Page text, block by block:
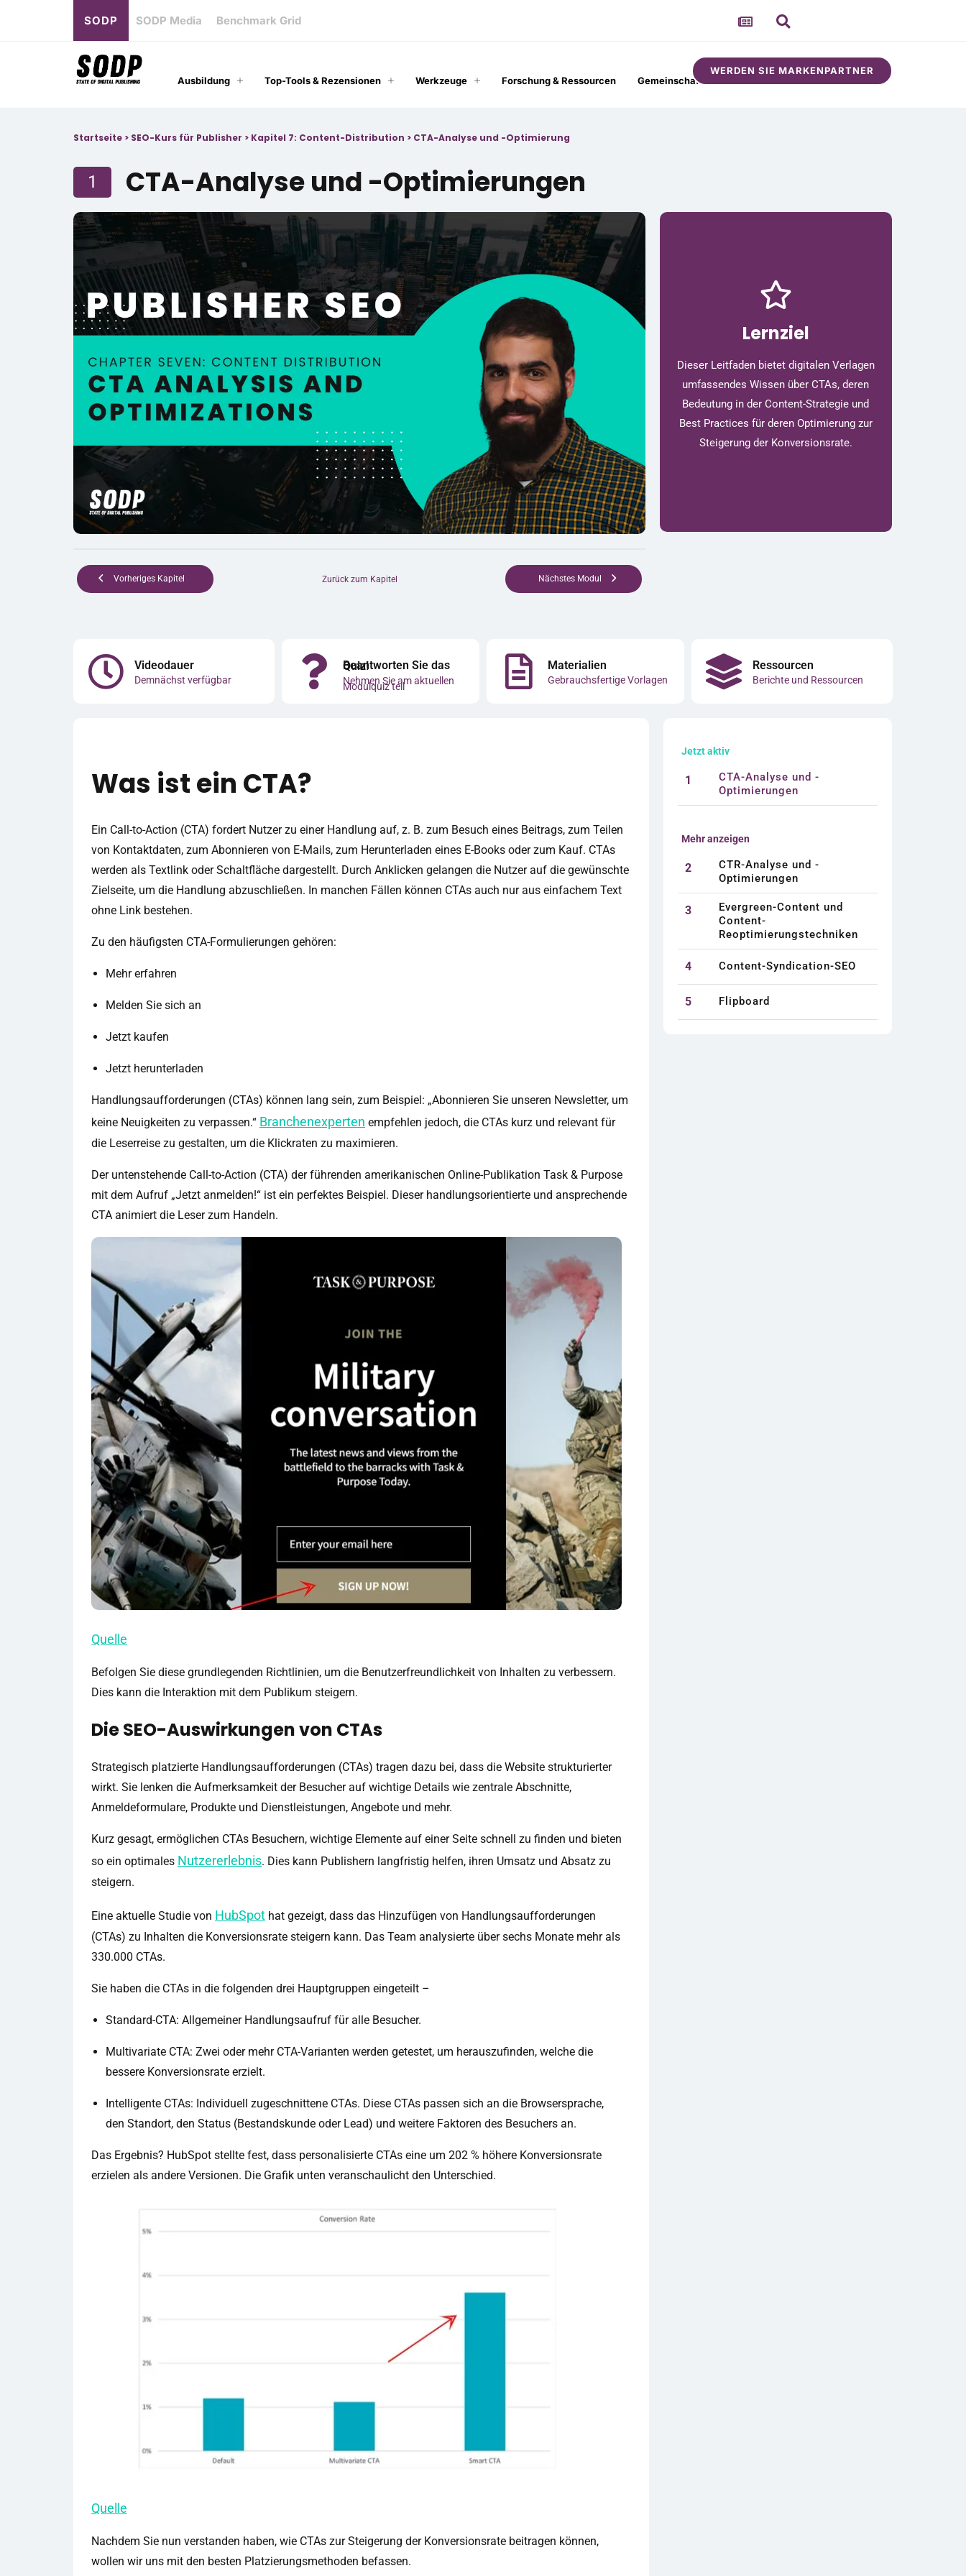
SODP SODP Media Benchmark Grid
Ausbildung Top-Tools & Rezensionen Werkzeuge Forschung & Ressourcen Gemeinschaft
WERDEN SIE MARKENPARTNER
Startseite > SEO-Kurs für Publisher > Kapitel 7: Content-Distribution > CTA-Analyse und -Optimierung
1 CTA-Analyse und -Optimierungen
Vorheriges Kapitel Zurück zum Kapitel Nächstes Modul
Lernziel
Dieser Leitfaden bietet digitalen Verlagen
umfassendes Wissen über CTAs, deren
Bedeutung in der Content-Strategie und
Best Practices für deren Optimierung zur
Steigerung der Konversionsrate.
Videodauer
Demnächst verfügbar
Beantworten Sie das Quiz!
Nehmen Sie am aktuellen
Modulquiz teil
Materialien
Gebrauchsfertige Vorlagen
Ressourcen
Berichte und Ressourcen
Was ist ein CTA?
Ein Call-to-Action (CTA) fordert Nutzer zu einer Handlung auf, z. B. zum Besuch eines Beitrags, zum Teilen
von Kontaktdaten, zum Abonnieren von E-Mails, zum Herunterladen eines E-Books oder zum Kauf. CTAs
werden als Textlink oder Schaltfläche dargestellt. Durch Anklicken gelangen die Nutzer auf die gewünschte
Zielseite, um die Handlung abzuschließen. In manchen Fällen können CTAs auch nur aus einfachem Text
ohne Link bestehen.
Zu den häufigsten CTA-Formulierungen gehören:
Mehr erfahren
Melden Sie sich an
Jetzt kaufen
Jetzt herunterladen
Handlungsaufforderungen (CTAs) können lang sein, zum Beispiel: „Abonnieren Sie unseren Newsletter, um
keine Neuigkeiten zu verpassen.“ Branchenexperten empfehlen jedoch, die CTAs kurz und relevant für
die Leserreise zu gestalten, um die Klickraten zu maximieren.
Der untenstehende Call-to-Action (CTA) der führenden amerikanischen Online-Publikation Task & Purpose
mit dem Aufruf „Jetzt anmelden!“ ist ein perfektes Beispiel. Dieser handlungsorientierte und ansprechende
CTA animiert die Leser zum Handeln.
Quelle
Befolgen Sie diese grundlegenden Richtlinien, um die Benutzerfreundlichkeit von Inhalten zu verbessern.
Dies kann die Interaktion mit dem Publikum steigern.
Die SEO-Auswirkungen von CTAs
Strategisch platzierte Handlungsaufforderungen (CTAs) tragen dazu bei, dass die Website strukturierter
wirkt. Sie lenken die Aufmerksamkeit der Besucher auf wichtige Details wie zentrale Abschnitte,
Anmeldeformulare, Produkte und Dienstleistungen, Angebote und mehr.
Kurz gesagt, ermöglichen CTAs Besuchern, wichtige Elemente auf einer Seite schnell zu finden und bieten
so ein optimales Nutzererlebnis. Dies kann Publishern langfristig helfen, ihren Umsatz und Absatz zu
steigern.
Eine aktuelle Studie von HubSpot hat gezeigt, dass das Hinzufügen von Handlungsaufforderungen
(CTAs) zu Inhalten die Konversionsrate steigern kann. Das Team analysierte über sechs Monate mehr als
330.000 CTAs.
Sie haben die CTAs in die folgenden drei Hauptgruppen eingeteilt –
Standard-CTA: Allgemeiner Handlungsaufruf für alle Besucher.
Multivariate CTA: Zwei oder mehr CTA-Varianten werden getestet, um herauszufinden, welche die
bessere Konversionsrate erzielt.
Intelligente CTAs: Individuell zugeschnittene CTAs. Diese CTAs passen sich an die Browsersprache,
den Standort, den Status (Bestandskunde oder Lead) und weitere Faktoren des Besuchers an.
Das Ergebnis? HubSpot stellte fest, dass personalisierte CTAs eine um 202 % höhere Konversionsrate
erzielen als andere Versionen. Die Grafik unten veranschaulicht den Unterschied.
Quelle
Nachdem Sie nun verstanden haben, wie CTAs zur Steigerung der Konversionsrate beitragen können,
wollen wir uns mit den besten Platzierungsmethoden befassen.
Jetzt aktiv
1
CTA-Analyse und -
Optimierungen
Mehr anzeigen
2
CTR-Analyse und -
Optimierungen
3
Evergreen-Content und
Content-
Reoptimierungstechniken
4 Content-Syndication-SEO
5 Flipboard